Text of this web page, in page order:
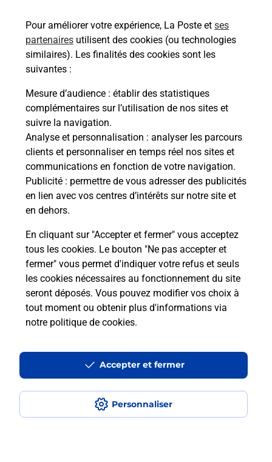
Pour améliorer votre expérience, La Poste et ses
partenaires utilisent des cookies (ou technologies
similaires). Les finalités des cookies sont les
suivantes :
Mesure d’audience : établir des statistiques
complémentaires sur l’utilisation de nos sites et
suivre la navigation.
Analyse et personnalisation : analyser les parcours
clients et personnaliser en temps réel nos sites et
communications en fonction de votre navigation.
Publicité : permettre de vous adresser des publicités
en lien avec vos centres d’intérêts sur notre site et
en dehors.
En cliquant sur "Accepter et fermer" vous acceptez
tous les cookies. Le bouton "Ne pas accepter et
fermer" vous permet d'indiquer votre refus et seuls
les cookies nécessaires au fonctionnement du site
seront déposés. Vous pouvez modifier vos choix à
tout moment ou obtenir plus d'informations via
notre politique de cookies.
Personnaliser
Accepter et fermer
10340 Les Riceys
Boîte aux lettres La Poste
Prochaine collecte du courriervendredià
08h00
26 Rue Gaston Cheq Le Magny
10340 Les Riceys
Le lien s'ouvre dans un nouvel onglet
Localiser Liste Boîtes aux lettres Aube Les Riceys
Accessibilité : partiellement conforme
Conditions contractuelles
Mentions légales